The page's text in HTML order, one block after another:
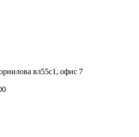
вл55с1, офис 7